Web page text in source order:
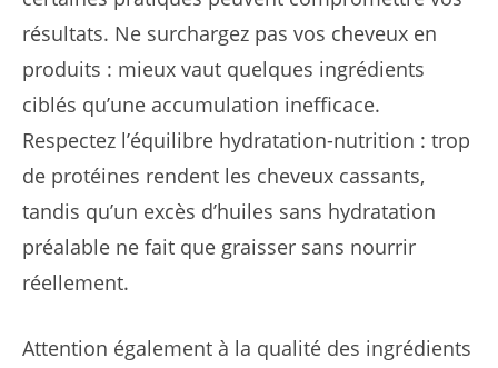
résultats. Ne surchargez pas vos cheveux en
produits : mieux vaut quelques ingrédients
ciblés qu’une accumulation inefficace.
Respectez l’équilibre hydratation-nutrition : trop
de protéines rendent les cheveux cassants,
tandis qu’un excès d’huiles sans hydratation
préalable ne fait que graisser sans nourrir
réellement.
Attention également à la qualité des ingrédients